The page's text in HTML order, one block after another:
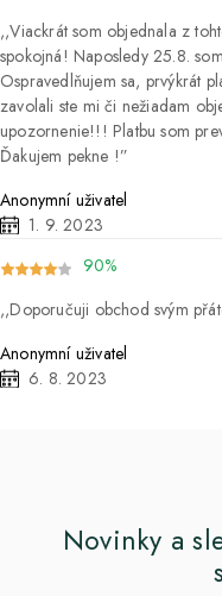
Viackrát som objednala z
spokojná! Naposledy 25.8.
Ospravedlňujem sa, prvýkrát
zavolali ste mi či nežiadam
upozornenie!!! Platbu som
Ďakujem pekne !
Anonymní uživatel
1. 9. 2023
90%
Doporučuji obchod svým
Anonymní uživatel
6. 8. 2023
Novinky a